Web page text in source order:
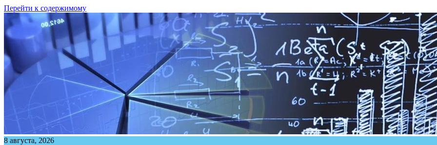
Перейти к содержимому
8 августа, 2026